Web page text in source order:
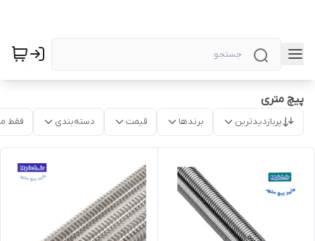
پیچ متری
پربازدیدترین برندها قیمت دسته‌بندی فقط